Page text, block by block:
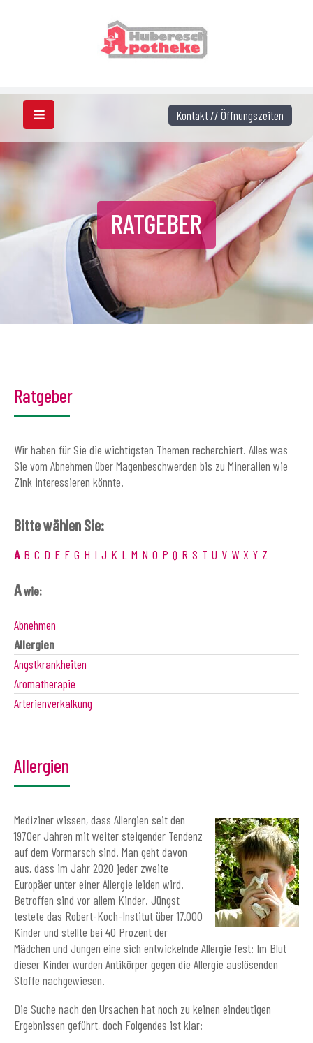
RATGEBER
Ratgeber
Wir haben für Sie die wichtigsten Themen recherchiert. Alles was
Sie vom Abnehmen über Magenbeschwerden bis zu Mineralien wie
Zink interessieren könnte.
Bitte wählen Sie:
A B C D E F G H I J K L M N O P Q R S T U V W X Y Z
Awie:
Abnehmen
Allergien
Angstkrankheiten
Aromatherapie
Arterienverkalkung
Allergien
Mediziner wissen, dass Allergien seit den
1970er Jahren mit weiter steigender Tendenz
auf dem Vormarsch sind. Man geht davon
aus, dass im Jahr 2020 jeder zweite
Europäer unter einer Allergie leiden wird.
Betroffen sind vor allem Kinder. Jüngst
testete das Robert-Koch-Institut über 17.000
Kinder und stellte bei 40 Prozent der
Mädchen und Jungen eine sich entwickelnde Allergie fest: Im Blut
dieser Kinder wurden Antikörper gegen die Allergie auslösenden
Stoffe nachgewiesen.
Die Suche nach den Ursachen hat noch zu keinen eindeutigen
Ergebnissen geführt, doch Folgendes ist klar:
Kontakt // Öffnungszeiten